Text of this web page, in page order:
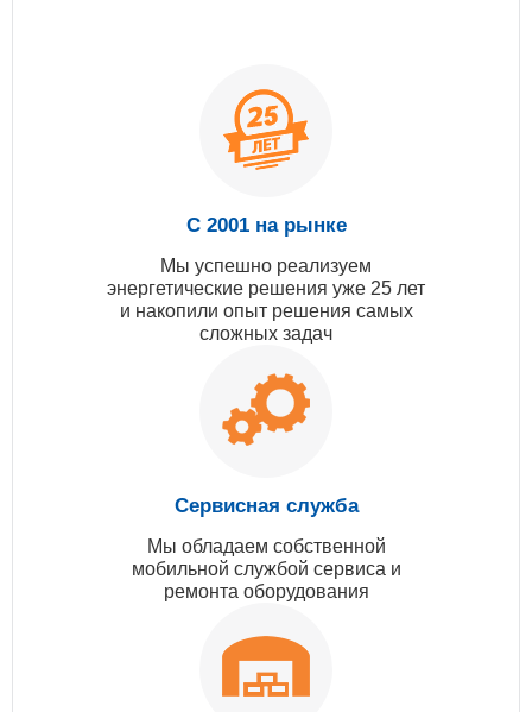
С 2001 на рынке
Мы успешно реализуем
энергетические решения уже 25 лет
и накопили опыт решения самых
сложных задач
Сервисная служба
Мы обладаем собственной
мобильной службой сервиса и
ремонта оборудования